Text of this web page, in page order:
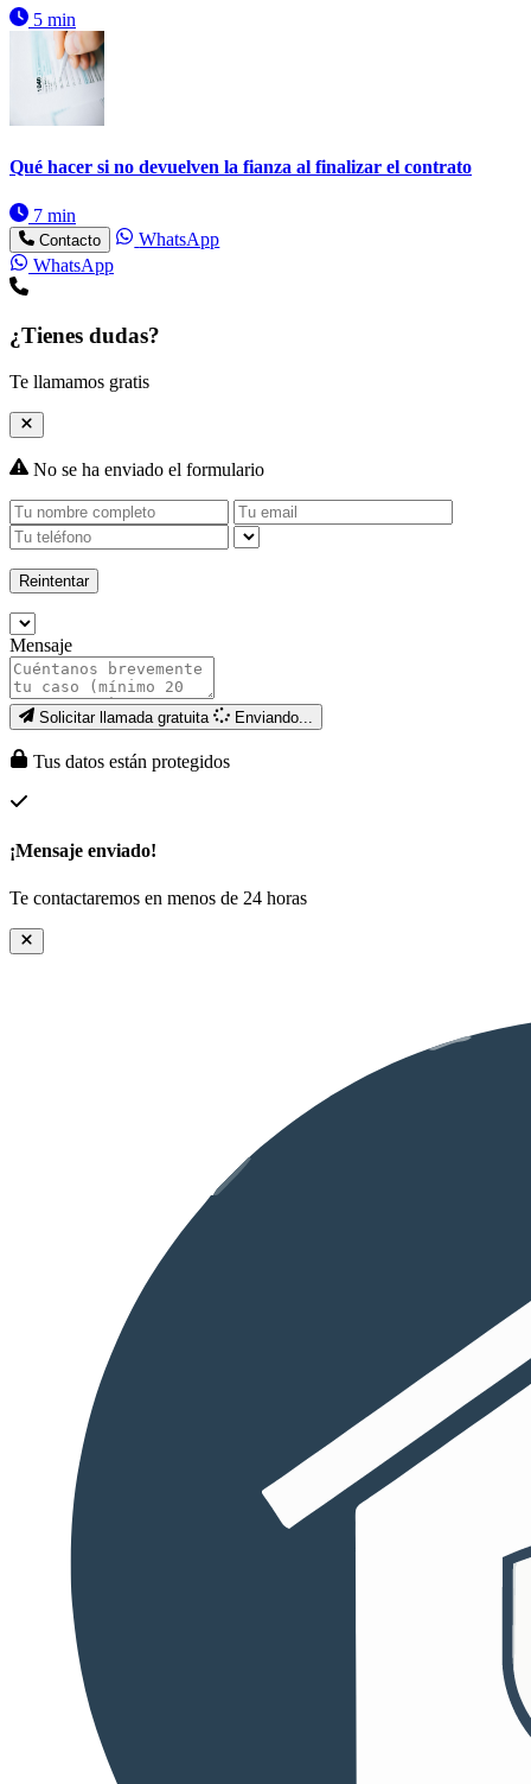
5 min
Qué hacer si no devuelven la fianza al finalizar el contrato
7 min
Contacto
WhatsApp
WhatsApp
¿Tienes dudas?
Te llamamos gratis
No se ha enviado el formulario
Reintentar
Mensaje
Solicitar llamada gratuita Enviando...
Tus datos están protegidos
¡Mensaje enviado!
Te contactaremos en menos de 24 horas